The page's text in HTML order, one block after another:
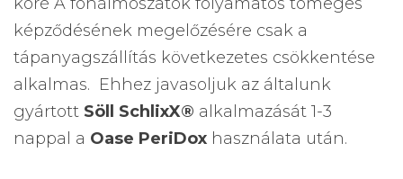
képződésének megelőzésére csak a
tápanyagszállítás következetes csökkentése
alkalmas. Ehhez javasoljuk az általunk
gyártott Söll SchlixX® alkalmazását 1-3
nappal a Oase PeriDox használata után.